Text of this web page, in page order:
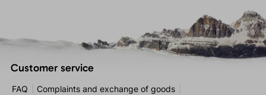
Customer service
FAQ Complaints and exchange of goods